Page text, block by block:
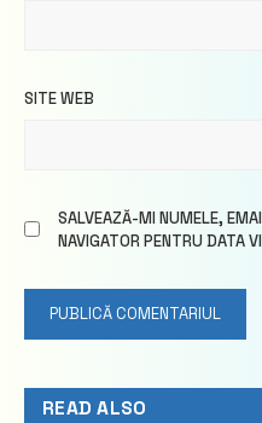
SITE WEB
SALVEAZĂ-MI NUMELE,
NAVIGATOR PENTRU DATA
READ ALSO